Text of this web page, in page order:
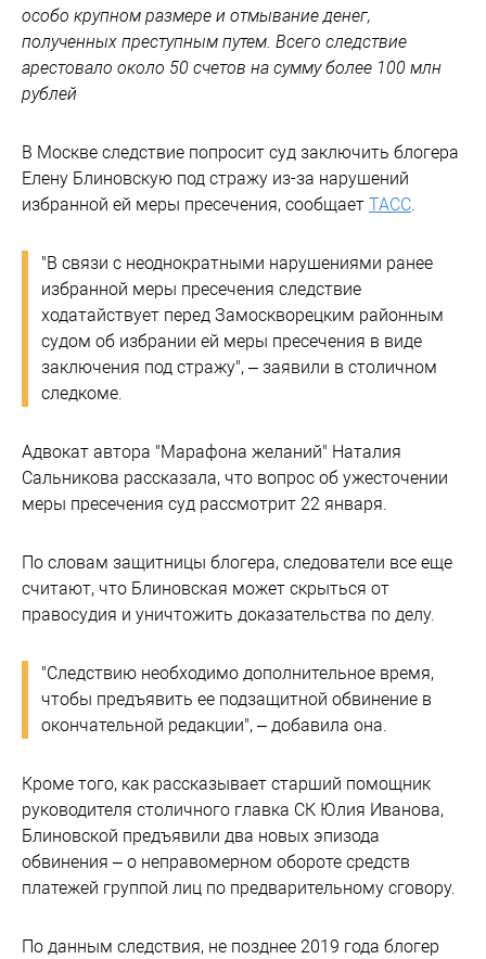
особо крупном размере и отмывание денег,
полученных преступным путем. Всего следствие
арестовало около 50 счетов на сумму более 100 млн
рублей
В Москве следствие попросит суд заключить блогера
Елену Блиновскую под стражу из-за нарушений
избранной ей меры пресечения, сообщает ТАСС
"В связи с неоднократными нарушениями ранее
избранной меры пресечения следствие
ходатайствует перед Замоскворецким районным
судом об избрании ей меры пресечения в виде
заключения под стражу", – заявили в столичном
следкоме.
Адвокат автора "Марафона желаний" Наталия
Сальникова рассказала, что вопрос об ужесточении
меры пресечения суд рассмотрит 22 января.
По словам защитницы блогера, следователи все еще
считают, что Блиновская может скрыться от
правосудия и уничтожить доказательства по делу.
"Следствию необходимо дополнительное время,
чтобы предъявить ее подзащитной обвинение в
окончательной редакции", – добавила она.
Кроме того, как рассказывает старший помощник
руководителя столичного главка СК Юлия Иванова,
Блиновской предъявили два новых эпизода
обвинения – о неправомерном обороте средств
платежей группой лиц по предварительному сговору.
По данным следствия, не позднее 2019 года блогер